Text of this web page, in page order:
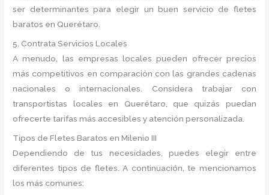
ser determinantes para elegir un buen servicio de fletes
baratos en Querétaro.
5. Contrata Servicios Locales
A menudo, las empresas locales pueden ofrecer precios
más competitivos en comparación con las grandes cadenas
nacionales o internacionales. Considera trabajar con
transportistas locales en Querétaro, que quizás puedan
ofrecerte tarifas más accesibles y atención personalizada.
Tipos de Fletes Baratos en Milenio III
Dependiendo de tus necesidades, puedes elegir entre
diferentes tipos de fletes. A continuación, te mencionamos
los más comunes: